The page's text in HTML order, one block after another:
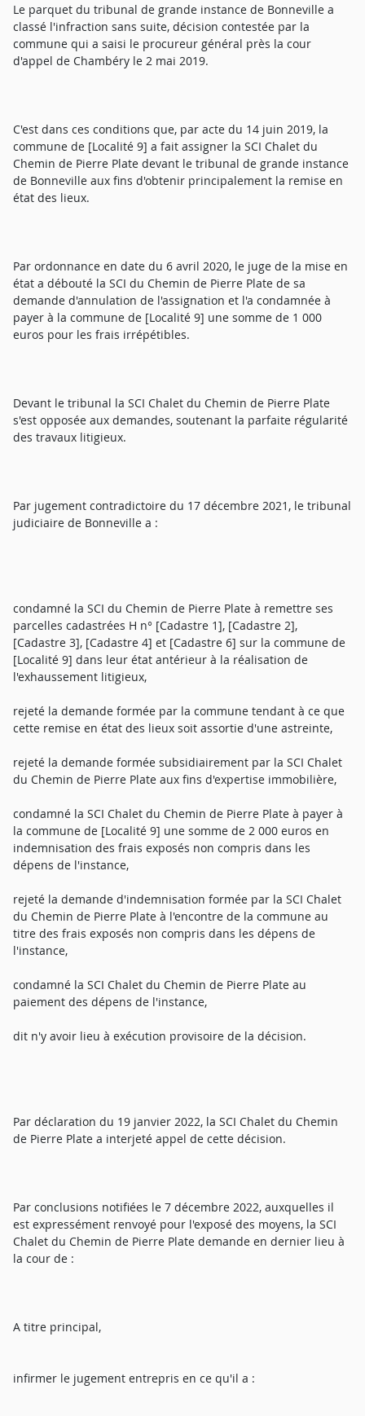
Le parquet du tribunal de grande instance de Bonneville a
classé l'infraction sans suite, décision contestée par la
commune qui a saisi le procureur général près la cour
d'appel de Chambéry le 2 mai 2019.
C'est dans ces conditions que, par acte du 14 juin 2019, la
commune de [Localité 9] a fait assigner la SCI Chalet du
Chemin de Pierre Plate devant le tribunal de grande instance
de Bonneville aux fins d'obtenir principalement la remise en
état des lieux.
Par ordonnance en date du 6 avril 2020, le juge de la mise en
état a débouté la SCI du Chemin de Pierre Plate de sa
demande d'annulation de l'assignation et l'a condamnée à
payer à la commune de [Localité 9] une somme de 1 000
euros pour les frais irrépétibles.
Devant le tribunal la SCI Chalet du Chemin de Pierre Plate
s'est opposée aux demandes, soutenant la parfaite régularité
des travaux litigieux.
Par jugement contradictoire du 17 décembre 2021, le tribunal
judiciaire de Bonneville a :
condamné la SCI du Chemin de Pierre Plate à remettre ses
parcelles cadastrées H n° [Cadastre 1], [Cadastre 2],
[Cadastre 3], [Cadastre 4] et [Cadastre 6] sur la commune de
[Localité 9] dans leur état antérieur à la réalisation de
l'exhaussement litigieux,
rejeté la demande formée par la commune tendant à ce que
cette remise en état des lieux soit assortie d'une astreinte,
rejeté la demande formée subsidiairement par la SCI Chalet
du Chemin de Pierre Plate aux fins d'expertise immobilière,
condamné la SCI Chalet du Chemin de Pierre Plate à payer à
la commune de [Localité 9] une somme de 2 000 euros en
indemnisation des frais exposés non compris dans les
dépens de l'instance,
rejeté la demande d'indemnisation formée par la SCI Chalet
du Chemin de Pierre Plate à l'encontre de la commune au
titre des frais exposés non compris dans les dépens de
l'instance,
condamné la SCI Chalet du Chemin de Pierre Plate au
paiement des dépens de l'instance,
dit n'y avoir lieu à exécution provisoire de la décision.
Par déclaration du 19 janvier 2022, la SCI Chalet du Chemin
de Pierre Plate a interjeté appel de cette décision.
Par conclusions notifiées le 7 décembre 2022, auxquelles il
est expressément renvoyé pour l'exposé des moyens, la SCI
Chalet du Chemin de Pierre Plate demande en dernier lieu à
la cour de :
A titre principal,
infirmer le jugement entrepris en ce qu'il a :